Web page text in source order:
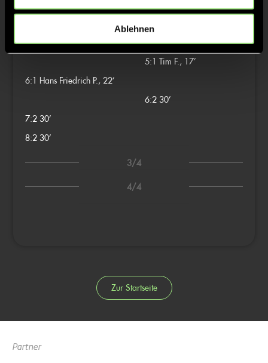
Ablehnen
2/4
5:1 Tim F., 17’
6:1 Hans Friedrich P., 22’
6:2 30’
7:2 30’
8:2 30’
3/4
4/4
Zur Startseite
Partner